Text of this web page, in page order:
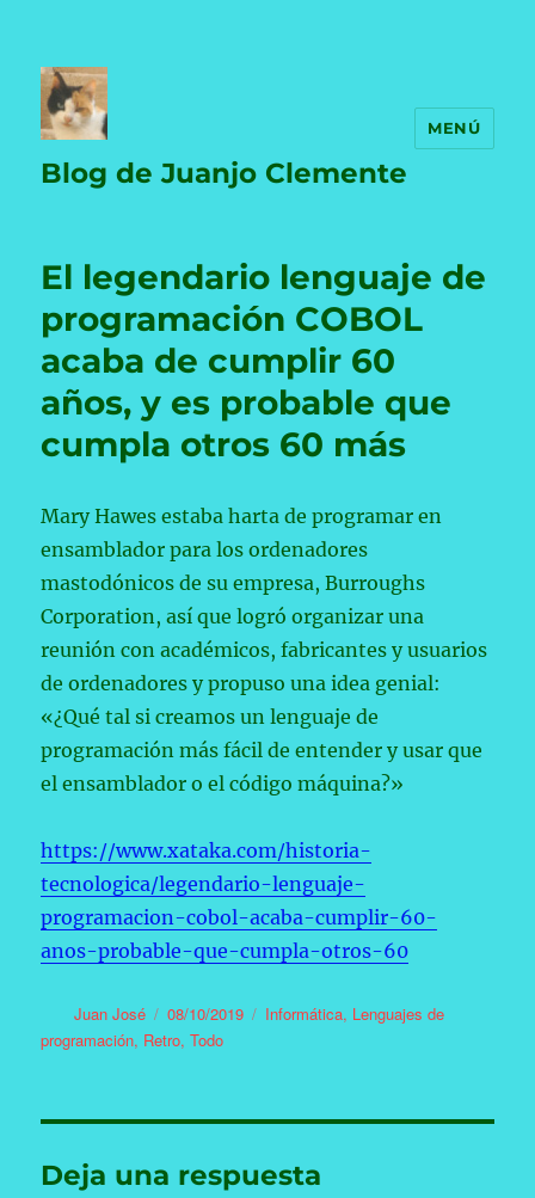
Blog de Juanjo Clemente
MENÚ
El legendario lenguaje de
programación COBOL
acaba de cumplir 60
años, y es probable que
cumpla otros 60 más
Mary Hawes estaba harta de programar en
ensamblador para los ordenadores
mastodónicos de su empresa, Burroughs
Corporation, así que logró organizar una
reunión con académicos, fabricantes y usuarios
de ordenadores y propuso una idea genial:
«¿Qué tal si creamos un lenguaje de
programación más fácil de entender y usar que
el ensamblador o el código máquina?»
https://www.xataka.com/historia-
tecnologica/legendario-lenguaje-
programacion-cobol-acaba-cumplir-60-
anos-probable-que-cumpla-otros-60
Autor
Juan José
Publicado
el
08/10/2019 Categorías
Informática, Lenguajes de
programación, Retro,Todo
Deja una respuesta